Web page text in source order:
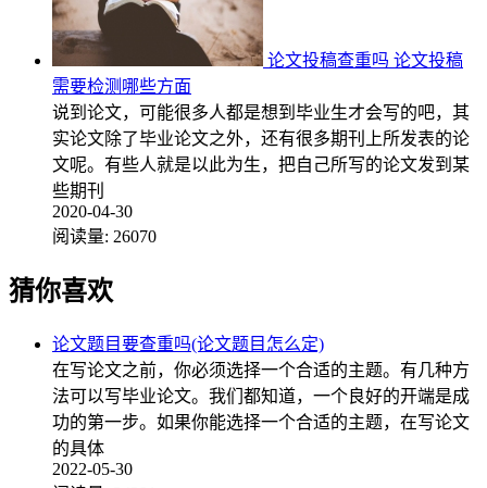
论文投稿查重吗 论文投稿
需要检测哪些方面
说到论文，可能很多人都是想到毕业生才会写的吧，其
实论文除了毕业论文之外，还有很多期刊上所发表的论
文呢。有些人就是以此为生，把自己所写的论文发到某
些期刊
2020-04-30
阅读量: 26070
猜你喜欢
论文题目要查重吗(论文题目怎么定)
在写论文之前，你必须选择一个合适的主题。有几种方
法可以写毕业论文。我们都知道，一个良好的开端是成
功的第一步。如果你能选择一个合适的主题，在写论文
的具体
2022-05-30